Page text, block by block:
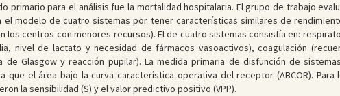
primario para el análisis fue la mortalidad hospitalaria. El grupo de trabajo
el modelo de cuatro sistemas por tener características similares de
los centros con menores recursos). El de cuatro sistemas consistía en:
nivel de lactato y necesidad de fármacos vasoactivos), coagulación
de Glasgow y reacción pupilar). La medida primaria de disfunción de
que el área bajo la curva característica operativa del receptor (ABCOR).
la sensibilidad (S) y el valor predictivo positivo (VPP).